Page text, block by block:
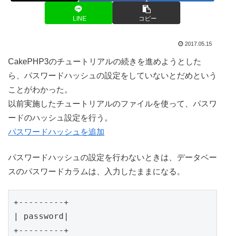
LINE コピー
2017.05.15
CakePHP3のチュートリアルの続きを進めようとした
ら、パスワードハッシュの設定をしていないとだめという
ことがわかった。
以前実施したチュートリアルのファイルを使って、パスワ
ードのハッシュ設定を行う。
パスワードハッシュを追加
パスワードハッシュの設定を行わないときは、データベー
スのパスワードカラムは、入力したままになる。
+---------+
| password|
+---------+